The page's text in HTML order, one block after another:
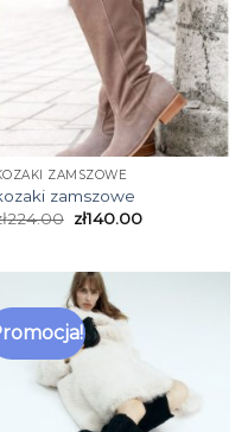
ZAMSZOWE
zamszowe
224.00 zł140.00